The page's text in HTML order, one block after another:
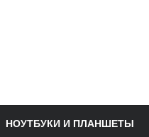
НОУТБУКИ И ПЛАНШЕТЫ